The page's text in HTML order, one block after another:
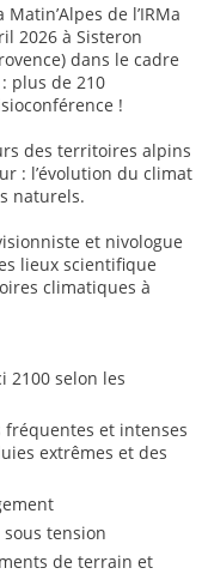
de l’IRMa
2026 à Sisteron
dans le cadre
plus de 210
!
des territoires alpins
: l’évolution du climat
naturels.
et nivologue
lieux scientifique
climatiques à
2100 selon les
fréquentes et intenses
extrêmes et des
tension
de terrain et